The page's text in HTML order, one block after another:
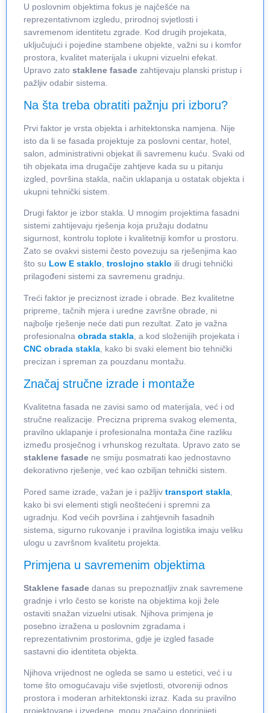
U poslovnim objektima fokus je najčešće na
reprezentativnom izgledu, prirodnoj svjetlosti i
savremenom identitetu zgrade. Kod drugih projekata,
uključujući i pojedine stambene objekte, važni su i komfor
prostora, kvalitet materijala i ukupni vizuelni efekat.
Upravo zato staklene fasade zahtijevaju planski pristup i
pažljiv odabir sistema.
Na šta treba obratiti pažnju pri izboru?
Prvi faktor je vrsta objekta i arhitektonska namjena. Nije
isto da li se fasada projektuje za poslovni centar, hotel,
salon, administrativni objekat ili savremenu kuću. Svaki od
tih objekata ima drugačije zahtjeve kada su u pitanju
izgled, površina stakla, način uklapanja u ostatak objekta i
ukupni tehnički sistem.
Drugi faktor je izbor stakla. U mnogim projektima fasadni
sistemi zahtijevaju rješenja koja pružaju dodatnu
sigurnost, kontrolu toplote i kvalitetniji komfor u prostoru.
Zato se ovakvi sistemi često povezuju sa rješenjima kao
što su Low E staklo, troslojno staklo ili drugi tehnički
prilagođeni sistemi za savremenu gradnju.
Treći faktor je preciznost izrade i obrade. Bez kvalitetne
pripreme, tačnih mjera i uredne završne obrade, ni
najbolje rješenje neće dati pun rezultat. Zato je važna
profesionalna obrada stakla , a kod složenijih projekata i
CNC obrada stakla , kako bi svaki element bio tehnički
precizan i spreman za pouzdanu montažu.
Značaj stručne izrade i montaže
Kvalitetna fasada ne zavisi samo od materijala, već i od
stručne realizacije. Precizna priprema svakog elementa,
pravilno uklapanje i profesionalna montaža čine razliku
između prosječnog i vrhunskog rezultata. Upravo zato se
staklene fasade ne smiju posmatrati kao jednostavno
dekorativno rješenje, već kao ozbiljan tehnički sistem.
Pored same izrade, važan je i pažljiv transport stakla
kako bi svi elementi stigli neoštećeni i spremni za
ugradnju. Kod većih površina i zahtjevnih fasadnih
sistema, sigurno rukovanje i pravilna logistika imaju veliku
ulogu u završnom kvalitetu projekta.
Primjena u savremenim objektima
Staklene fasade danas su prepoznatljiv znak savremene
gradnje i vrlo često se koriste na objektima koji žele
ostaviti snažan vizuelni utisak. Njihova primjena je
posebno izražena u poslovnim zgradama i
reprezentativnim prostorima, gdje je izgled fasade
sastavni dio identiteta objekta.
Njihova vrijednost ne ogleda se samo u estetici, već i u
tome što omogućavaju više svjetlosti, otvoreniji odnos
prostora i moderan arhitektonski izraz. Kada su pravilno
projektovane i izvedene, mogu značajno doprinijeti